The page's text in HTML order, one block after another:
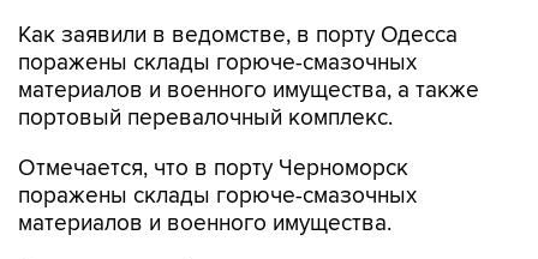
Как заявили в ведомстве, в порту Одесса
поражены склады горюче-смазочных
материалов и военного имущества, а также
портовый перевалочный комплекс.
Отмечается, что в порту Черноморск
поражены склады горюче-смазочных
материалов и военного имущества.